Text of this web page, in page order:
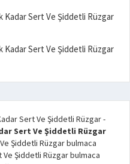
Kadar Sert Ve Şiddetli Rüzgar
Kadar Sert Ve Şiddetli Rüzgar
Sert Ve Şiddetli Rüzgar-
Sert Ve Şiddetli Rüzgar
Şiddetli Rüzgar bulmaca
Ve Şiddetli Rüzgar bulmaca